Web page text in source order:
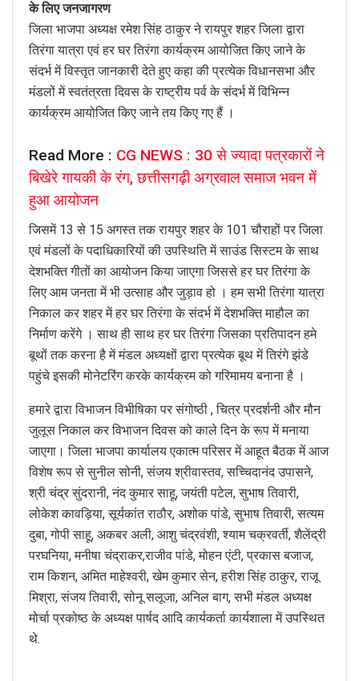
के लिए जनजागरण
जिला भाजपा अध्यक्ष रमेश सिंह ठाकुर ने रायपुर शहर जिला द्वारा
तिरंगा यात्रा एवं हर घर तिरंगा कार्यक्रम आयोजित किए जाने के
संदर्भ में विस्तृत जानकारी देते हुए कहा की प्रत्येक विधानसभा और
मंडलों में स्वतंत्रता दिवस के राष्ट्रीय पर्व के संदर्भ में विभिन्न
कार्यक्रम आयोजित किए जाने तय किए गए हैं ।
Read More : CG NEWS : 30 से ज्यादा पत्रकारों ने
बिखेरे गायकी के रंग, छत्तीसगढ़ी अग्रवाल समाज भवन में
हुआ आयोजन
जिसमें 13 से 15 अगस्त तक रायपुर शहर के 101 चौराहों पर जिला
एवं मंडलों के पदाधिकारियों की उपस्थिति में साउंड सिस्टम के साथ
देशभक्ति गीतों का आयोजन किया जाएगा जिससे हर घर तिरंगा के
लिए आम जनता में भी उत्साह और जुड़ाव हो । हम सभी तिरंगा यात्रा
निकाल कर शहर में हर घर तिरंगा के संदर्भ में देशभक्ति माहौल का
निर्माण करेंगे । साथ ही साथ हर घर तिरंगा जिसका प्रतिपादन हमे
बूथों तक करना है में मंडल अध्यक्षों द्वारा प्रत्येक बूथ में तिरंगे झंडे
पहुंचे इसकी मोनेटरिंग करके कार्यक्रम को गरिमामय बनाना है ।
हमारे द्वारा विभाजन विभीषिका पर संगोष्ठी , चित्र प्रदर्शनी और मौन
जुलूस निकाल कर विभाजन दिवस को काले दिन के रूप में मनाया
जाएगा। जिला भाजपा कार्यालय एकात्म परिसर में आहूत बैठक में आज
विशेष रूप से सुनील सोनी, संजय श्रीवास्तव, सच्चिदानंद उपासने,
श्री चंद्र सुंदरानी, नंद कुमार साहू, जयंती पटेल, सुभाष तिवारी,
लोकेश कावड़िया, सूर्यकांत राठौर, अशोक पांडे, सुभाष तिवारी, सत्यम
दुबा, गोपी साहू, अकबर अली, आशु चंद्रवंशी, श्याम चक्रवर्ती, शैलेंद्री
परघनिया, मनीषा चंद्राकर,राजीव पांडे, मोहन एंटी, प्रकास बजाज,
राम किशन, अमित माहेश्वरी, खेम कुमार सेन, हरीश सिंह ठाकुर, राजू
मिश्रा, संजय तिवारी, सोनू सलूजा, अनिल बाग, सभी मंडल अध्यक्ष
मोर्चा प्रकोष्ठ के अध्यक्ष पार्षद आदि कार्यकर्ता कार्यशाला में उपस्थित
थे.